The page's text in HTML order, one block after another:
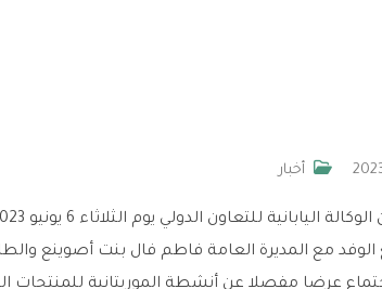
أخبار
مع المديرة العامة فاطم فال بنت أصوينع